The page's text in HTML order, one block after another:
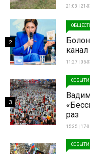
21:03 | 21-
11:27 | 05-
2
раз
15:35 | 17-
3